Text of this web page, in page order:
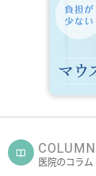
COLUMN
医院のコラム